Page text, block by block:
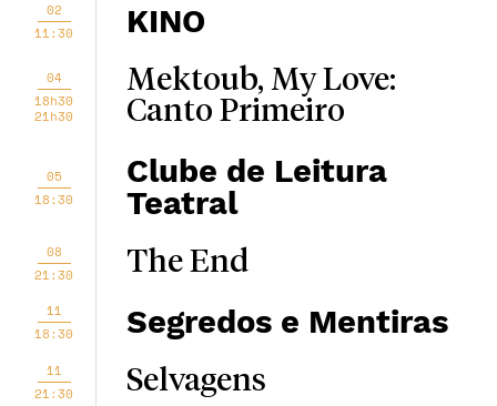
02
11:30
KINO
04
18h30
21h30
Mektoub, My Love:
Canto Primeiro
05
18:30
Clube de Leitura
Teatral
08
21:30
The End
11
18:30
Segredos e Mentiras
11
21:30
Selvagens